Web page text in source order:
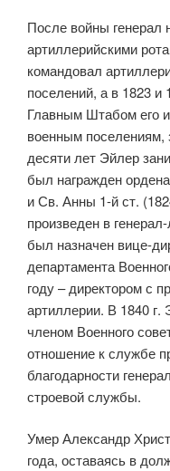
После войны генерал
артиллерийскими
командовал
поселений, а в 1823 и
Главным Штабом его
военным
десяти лет Эйлер
был награжден
и Св. Анны 1-й ст.
произведен в
был назначен вице-
департамента
году – директором с
артиллерии. В 1840
членом Военного
отношение к службе
благодарности
строевой службы.
Умер Александр
года, оставаясь в